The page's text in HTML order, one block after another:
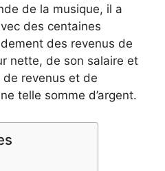
de la musique, il a
des centaines
des revenus de
nette, de son salaire et
revenus et de
telle somme d’argent.